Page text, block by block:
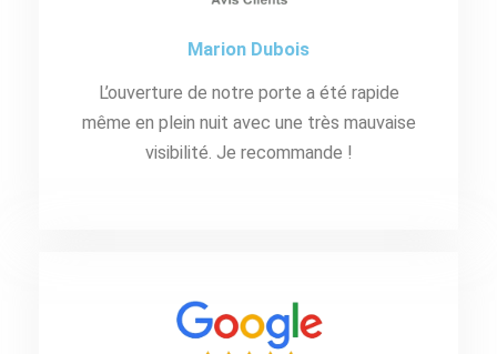
Marion Dubois
L’ouverture de notre porte a été rapide
même en plein nuit avec une très mauvaise
visibilité. Je recommande !